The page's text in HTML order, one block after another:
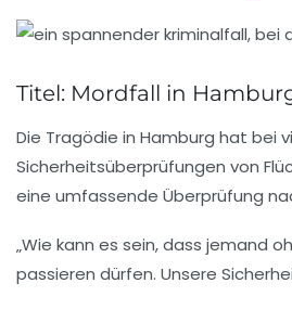
Titel: Mordfall in
Die Tragödie in Hamburg hat bei
Sicherheitsüberprüfungen von
eine umfassende Überprüfung
„Wie kann es sein, dass jemand
passieren dürfen. Unsere